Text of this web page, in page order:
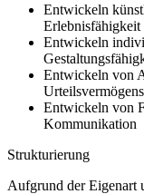
Entwickeln
Erlebnisfähigkeit
Entwickeln
Entwickeln von
Urteilsvermögens
Entwickeln von
Kommunikation
Strukturierung
Aufgrund der Eigenart